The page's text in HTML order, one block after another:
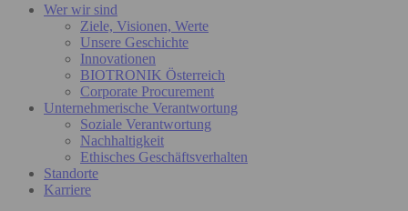
Wer wir sind
Ziele, Visionen, Werte
Unsere Geschichte
Innovationen
BIOTRONIK Österreich
Corporate Procurement
Unternehmerische Verantwortung
Soziale Verantwortung
Nachhaltigkeit
Ethisches Geschäftsverhalten
Standorte
Karriere